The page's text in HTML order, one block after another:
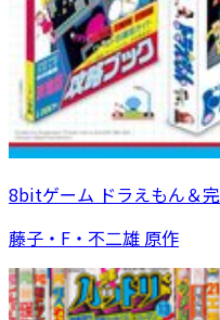
8bitゲーム ドラえもん＆
藤子・F・不二雄 原作